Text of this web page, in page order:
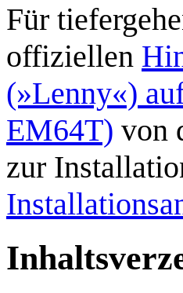
Für
offiziellen
(»Lenny«)
EM64T) von
zur